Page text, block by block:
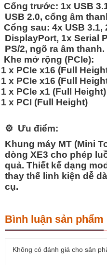
Cổng trước: 1x USB
USB 2.0, cổng âm
Cổng sau: 4x USB 3.1,
DisplayPort, 1x Serial
PS/2, ngõ ra âm thanh.
Khe mở rộng (PCIe):
1 x PCIe x16 (Full
1 x PCIe x16 (Full
1 x PCIe x1 (Full Height)
1 x PCI (Full Height)
⚙️ Ưu điểm:
Khung máy MT (Mini
dòng XE3 cho phép
quả. Thiết kế dạng
thay thế linh kiện dễ
cụ.
Bình luận sản phẩm
Không có đánh giá cho sản